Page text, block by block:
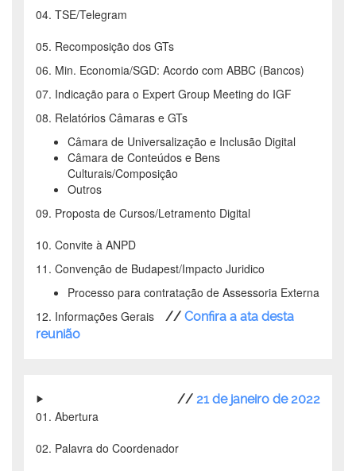
04. TSE/Telegram
05. Recomposição dos GTs
06. Min. Economia/SGD: Acordo com ABBC (Bancos)
07. Indicação para o Expert Group Meeting do IGF
08. Relatórios Câmaras e GTs
Câmara de Universalização e Inclusão Digital
Câmara de Conteúdos e Bens
Culturais/Composição
Outros
09. Proposta de Cursos/Letramento Digital
10. Convite à ANPD
11. Convenção de Budapest/Impacto Juridico
Processo para contratação de Assessoria Externa
12. Informações Gerais
// Confira a ata desta
reunião
// 21 de janeiro de 2022
01. Abertura
02. Palavra do Coordenador